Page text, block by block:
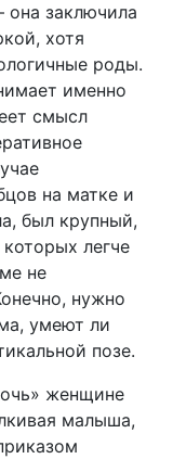
заключила
хотя
роды.
именно
смысл
на матке и
был крупный,
легче
не
нужно
умеют ли
позе.
женщине
малыша,